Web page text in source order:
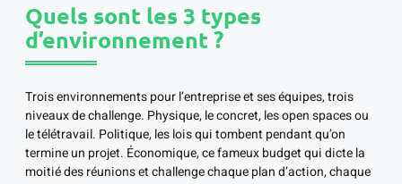
Quels sont les 3 types
d’environnement ?
Trois environnements pour l’entreprise et ses équipes, trois
niveaux de challenge. Physique, le concret, les open spaces ou
le télétravail. Politique, les lois qui tombent pendant qu’on
termine un projet. Économique, ce fameux budget qui dicte la
moitié des réunions et challenge chaque plan d’action, chaque